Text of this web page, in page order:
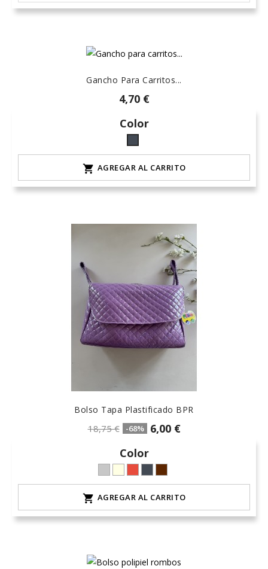
natural
Gancho Para Carritos...
4,70 €
Color
Negro
 AGREGAR AL CARRITO
Bolso Tapa Plastificado BPR
18,75 € -68%
6,00 €
Color
Gris
L-
claro
crudo-
marfil
Rojo-
3
NegroMarrón
 AGREGAR AL CARRITO